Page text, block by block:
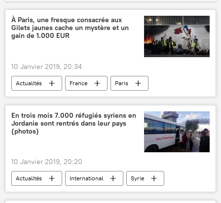
France
Piotr Pavlenski
Banque de France
À Paris, une fresque consacrée aux
Gilets jaunes cache un mystère et un
gain de 1.000 EUR
10 Janvier 2019, 20:34
Actualités France
Paris
Eugène Delacroix
mur
mystère
fresques
interprétation
tableau
Mouvement des Gilets jaunes en France et en Belgique
En trois mois 7.000 réfugiés syriens en
Jordanie sont rentrés dans leur pays
(photos)
10 Janvier 2019, 20:20
Actualités International
Syrie
Deraa
Jordanie
Mazen Gandur